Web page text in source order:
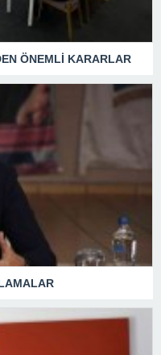
ÖNEMLİ KARARLAR